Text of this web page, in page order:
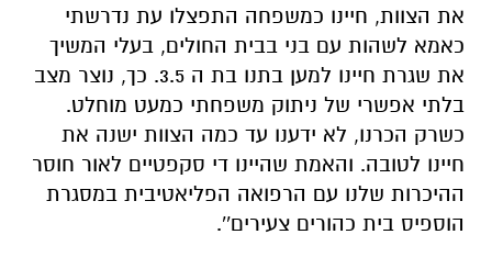
את הצוות, חיינו כמשפחה התפצלו עת נדרשתי
כאמא לשהות עם בני בבית החולים, בעלי המשיך
את שגרת חיינו למען בתנו בת ה 3.5. כך, נוצר מצב
בלתי אפשרי של ניתוק משפחתי כמעט מוחלט.
כשרק הכרנו, לא ידענו עד כמה הצוות ישנה את
חיינו לטובה. והאמת שהיינו די סקפטיים לאור חוסר
ההיכרות שלנו עם הרפואה הפליאטיבית במסגרת
הוספיס בית כהורים צעירים''.